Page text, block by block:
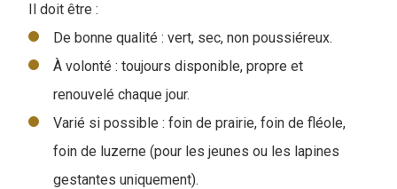
Il doit être :
De bonne qualité : vert, sec, non poussiéreux.
À volonté : toujours disponible, propre et
renouvelé chaque jour.
Varié si possible : foin de prairie, foin de fléole,
foin de luzerne (pour les jeunes ou les lapines
gestantes uniquement).